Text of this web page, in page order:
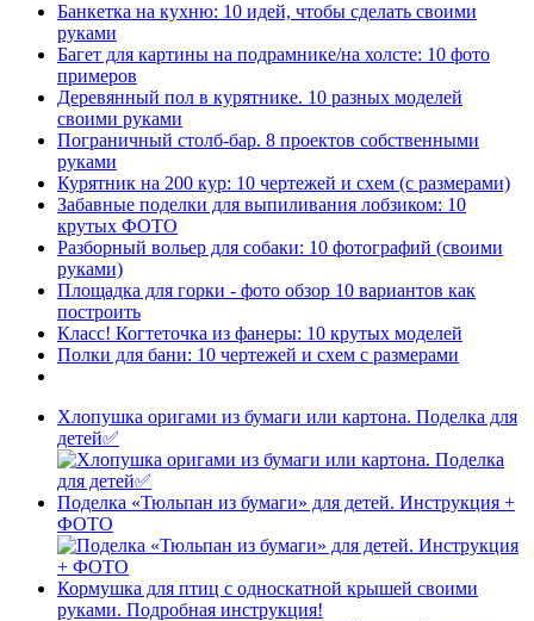
Банкетка на кухню: 10 идей, чтобы сделать своими
руками
Багет для картины на подрамнике/на холсте: 10 фото
примеров
Деревянный пол в курятнике. 10 разных моделей
своими руками
Пограничный столб-бар. 8 проектов собственными
руками
Курятник на 200 кур: 10 чертежей и схем (с размерами)
Забавные поделки для выпиливания лобзиком: 10
крутых ФОТО
Разборный вольер для собаки: 10 фотографий (своими
руками)
Площадка для горки - фото обзор 10 вариантов как
построить
Класс! Когтеточка из фанеры: 10 крутых моделей
Полки для бани: 10 чертежей и схем с размерами
Хлопушка оригами из бумаги или картона. Поделка для
детей✅
Поделка «Тюльпан из бумаги» для детей. Инструкция +
ФОТО
Кормушка для птиц с односкатной крышей своими
руками. Подробная инструкция!